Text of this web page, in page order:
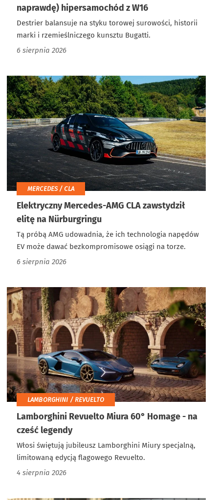
naprawdę) hipersamochód z W16
Destrier balansuje na styku torowej surowości, historii
marki i rzemieślniczego kunsztu Bugatti.
6 sierpnia 2026
MERCEDES / CLA
Elektryczny Mercedes-AMG CLA zawstydził
elitę na Nürburgringu
Tą próbą AMG udowadnia, że ich technologia napędów
EV może dawać bezkompromisowe osiągi na torze.
6 sierpnia 2026
LAMBORGHINI / REVUELTO
Lamborghini Revuelto Miura 60° Homage - na
cześć legendy
Włosi świętują jubileusz Lamborghini Miury specjalną,
limitowaną edycją flagowego Revuelto.
4 sierpnia 2026